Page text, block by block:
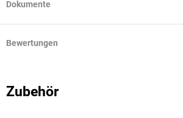
Dokumente
Bewertungen
Zubehör